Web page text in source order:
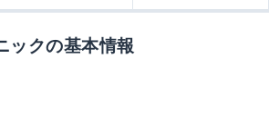
ックの基本情報